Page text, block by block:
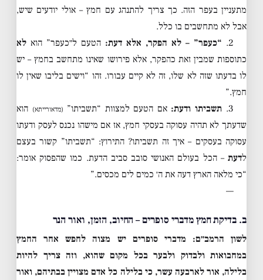
מתעניין בעפר הזה. כך צריך להתנהג עם חמץ – אולי יודעים שיש,
אבל לא מתחשבים בו כלל.
2. “כעפר” – לא הפקר, אלא דעת: הטעם ל״כעפר” הוא לא
כתוספות שמבין זאת כהפקר, אלא פירושו שאינו מתחשב בחמץ – יש
לו בדעתו שזה לא שלו, זה לא קיים עבורו. זהו “וישים בליבו שאין לו
חמץ.”
3. תשביתו ודעת: אם הטעם למצוות “תשביתו” (מדאורייתא) הוא
שדעתך לא תהיה עסוקה בעסקי חמץ, אז אם מישהו נכנס לעסק ודעתו
עסוקה בעסקים – איך זה תשביתו? התירוץ: “תשביתו” קשור בעצם
לדעת – הכל בעולם האנושי סובב סביב הדעת. כמו שהפסוק אומר:
“כי מלאה הארץ דעה את ה׳ כמים לים מכסים.”
—
ב. בדיקת חמץ מדברי סופרים – החיוב, הזמן, ואור הנר
לשון הרמב״ם:
מדברי סופרים יש מצוה לחפש אחר החמץ
במחבואות ולבדוק ולבער בכל מקום שהוא, וזה צריך להיות
בלילה, אור לארבעה עשר, כי בלילה כל אדם מצויין בבתיהם, ואור